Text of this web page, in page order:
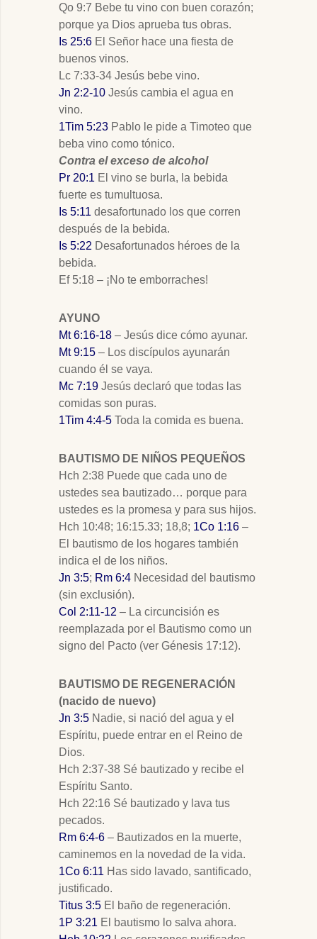
Qo 9:7 Bebe tu vino con buen corazón;
porque ya Dios aprueba tus obras.
Is 25:6 El Señor hace una fiesta de
buenos vinos.
Lc 7:33-34 Jesús bebe vino.
Jn 2:2-10 Jesús cambia el agua en
vino.
1Tim 5:23 Pablo le pide a Timoteo que
beba vino como tónico.
Contra el exceso de alcohol
Pr 20:1 El vino se burla, la bebida
fuerte es tumultuosa.
Is 5:11 desafortunado los que corren
después de la bebida.
Is 5:22 Desafortunados héroes de la
bebida.
Ef 5:18 – ¡No te emborraches!
AYUNO
Mt 6:16-18 – Jesús dice cómo ayunar.
Mt 9:15 – Los discípulos ayunarán
cuando él se vaya.
Mc 7:19 Jesús declaró que todas las
comidas son puras.
1Tim 4:4-5 Toda la comida es buena.
BAUTISMO DE NIÑOS PEQUEÑOS
Hch 2:38 Puede que cada uno de
ustedes sea bautizado… porque para
ustedes es la promesa y para sus hijos.
Hch 10:48; 16:15.33; 18,8; 1Co 1:16 –
El bautismo de los hogares también
indica el de los niños.
Jn 3:5; Rm 6:4 Necesidad del bautismo
(sin exclusión).
Col 2:11-12 – La circuncisión es
reemplazada por el Bautismo como un
signo del Pacto (ver Génesis 17:12).
BAUTISMO DE REGENERACIÓN
(nacido de nuevo)
Jn 3:5 Nadie, si nació del agua y el
Espíritu, puede entrar en el Reino de
Dios.
Hch 2:37-38 Sé bautizado y recibe el
Espíritu Santo.
Hch 22:16 Sé bautizado y lava tus
pecados.
Rm 6:4-6 – Bautizados en la muerte,
caminemos en la novedad de la vida.
1Co 6:11 Has sido lavado, santificado,
justificado.
Titus 3:5 El baño de regeneración.
1P 3:21 El bautismo lo salva ahora.